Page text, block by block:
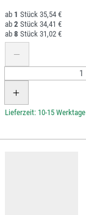
1
35,54 €
2
34,41 €
8
31,02 €